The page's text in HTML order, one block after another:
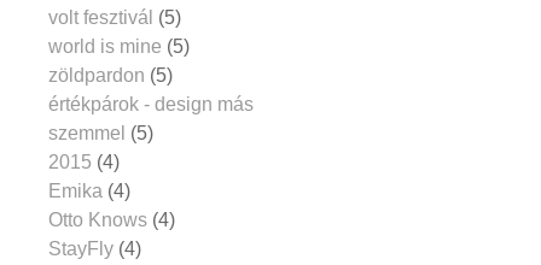
volt fesztivál (5)
world is mine (5)
zöldpardon (5)
értékpárok - design más
szemmel (5)
2015 (4)
Emika (4)
Otto Knows (4)
StayFly (4)